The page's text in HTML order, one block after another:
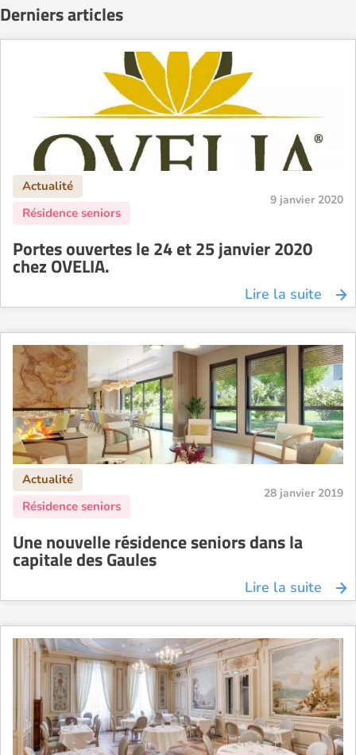
Derniers articles
9 janvier 2020
Portes ouvertes le 24 et 25 janvier 2020
chez OVELIA.
Lire la suite
28 janvier 2019
Une nouvelle résidence seniors dans la
capitale des Gaules
Lire la suite